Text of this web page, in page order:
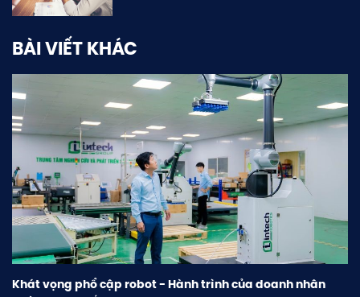
BÀI VIẾT KHÁC
Khát vọng phổ cập robot - Hành trình của doanh nhân